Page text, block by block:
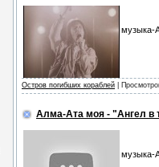
музыка-
Остров погибших кораблей |
Алма-Ата моя - "Ангел в
музыка-